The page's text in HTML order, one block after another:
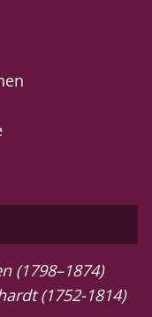
(1798–1874)
(1752-1814)